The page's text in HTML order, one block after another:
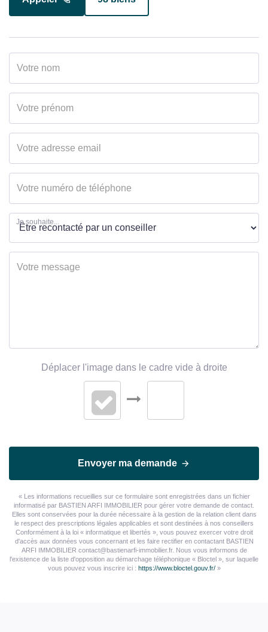
Appeler 8 biens
Je souhaite...
Déplacer l'image dans le cadre vide à droite
Envoyer ma demande
« Les informations recueillies sur ce formulaire sont enregistrées dans un fichier
informatisé par BASTIEN ARFI IMMOBILIER pour gérer votre demande de contact.
Elles sont conservées pour la durée nécessaire à la gestion de la relation client dans
le respect des prescriptions légales applicables et sont destinées à nos conseillers
Conformément à la loi « informatique et libertés », vous pouvez exercer votre droit
d'accès aux données vous concernant et les faire rectifier en contactant BASTIEN
ARFI IMMOBILIER contact@bastienarfi-immobilier.fr. Nous vous informons de
l'existence de la liste d'opposition au démarchage téléphonique « Bloctel », sur laquelle
vous pouvez vous inscrire ici : https://www.bloctel.gouv.fr/»